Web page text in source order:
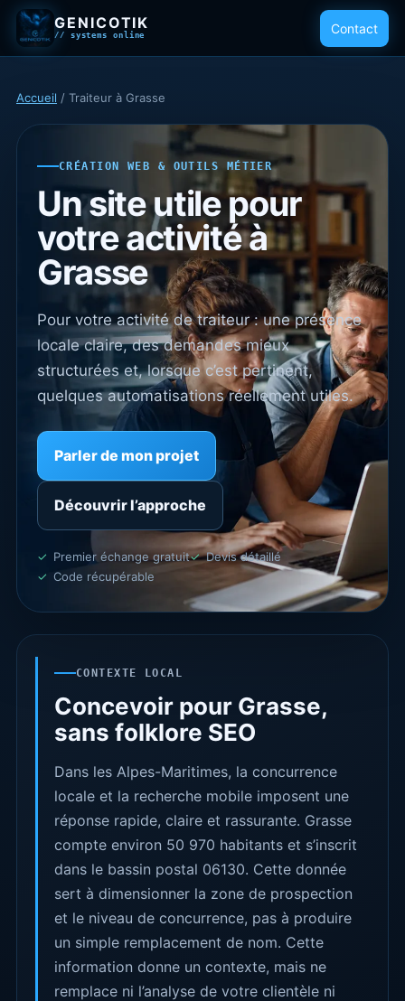
GENICOTIK
// systems online Contact
Accueil / Traiteur à Grasse
CRÉATION WEB & OUTILS MÉTIER
Un site utile pour
votre activité à
Grasse
Pour votre activité de traiteur : une présence
locale claire, des demandes mieux
structurées et, lorsque c’est pertinent,
quelques automatisations réellement utiles.
Parler de mon projet
Découvrir l’approche
Premier échange gratuit
Devis détaillé
Code récupérable
CONTEXTE LOCAL
Concevoir pour Grasse,
sans folklore SEO
Dans les Alpes-Maritimes, la concurrence
locale et la recherche mobile imposent une
réponse rapide, claire et rassurante. Grasse
compte environ 50 970 habitants et s’inscrit
dans le bassin postal 06130. Cette donnée
sert à dimensionner la zone de prospection
et le niveau de concurrence, pas à produire
un simple remplacement de nom. Cette
information donne un contexte, mais ne
remplace ni l’analyse de votre clientèle ni